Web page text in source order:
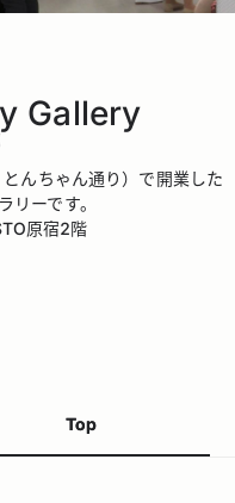
Gallery
んちゃん通り）で開業した
リーです。
原宿2階
Top